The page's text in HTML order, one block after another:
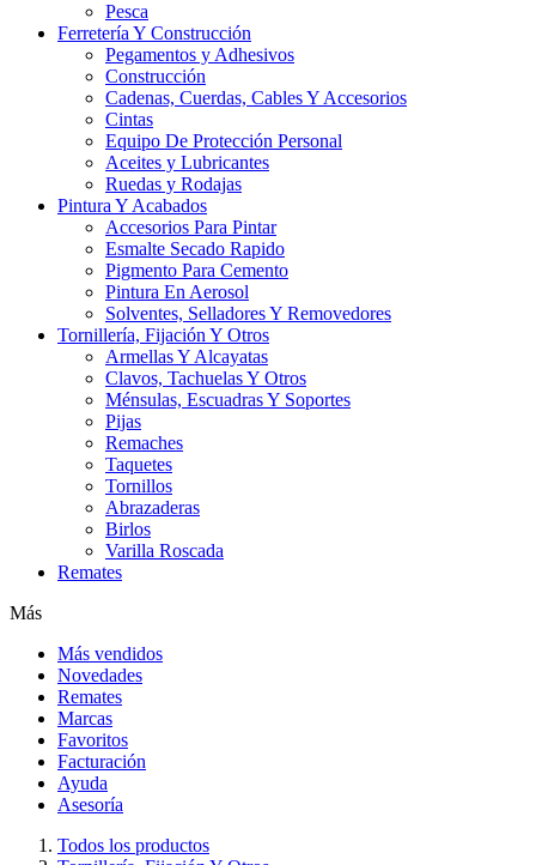
Pesca
Ferretería Y Construcción
Pegamentos y Adhesivos
Construcción
Cadenas, Cuerdas, Cables Y Accesorios
Cintas
Equipo De Protección Personal
Aceites y Lubricantes
Ruedas y Rodajas
Pintura Y Acabados
Accesorios Para Pintar
Esmalte Secado Rapido
Pigmento Para Cemento
Pintura En Aerosol
Solventes, Selladores Y Removedores
Tornillería, Fijación Y Otros
Armellas Y Alcayatas
Clavos, Tachuelas Y Otros
Ménsulas, Escuadras Y Soportes
Pijas
Remaches
Taquetes
Tornillos
Abrazaderas
Birlos
Varilla Roscada
Remates
Más
Más vendidos
Novedades
Remates
Marcas
Favoritos
Facturación
Ayuda
Asesoría
Todos los productos